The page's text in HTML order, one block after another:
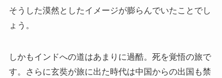
そうした漠然としたイメージが膨らんでいたことでし
ょう。
しかもインドへの道はあまりに過酷。死を覚悟の旅で
す。さらに玄奘が旅に出た時代は中国からの出国も禁